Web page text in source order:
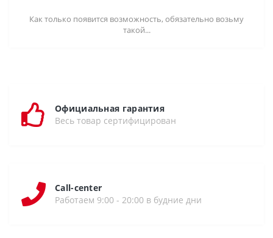
Как только появится возможность, обязательно возьму
такой...
Официальная гарантия
Весь товар сертифицирован
Call-center
Работаем 9:00 - 20:00 в будние дни